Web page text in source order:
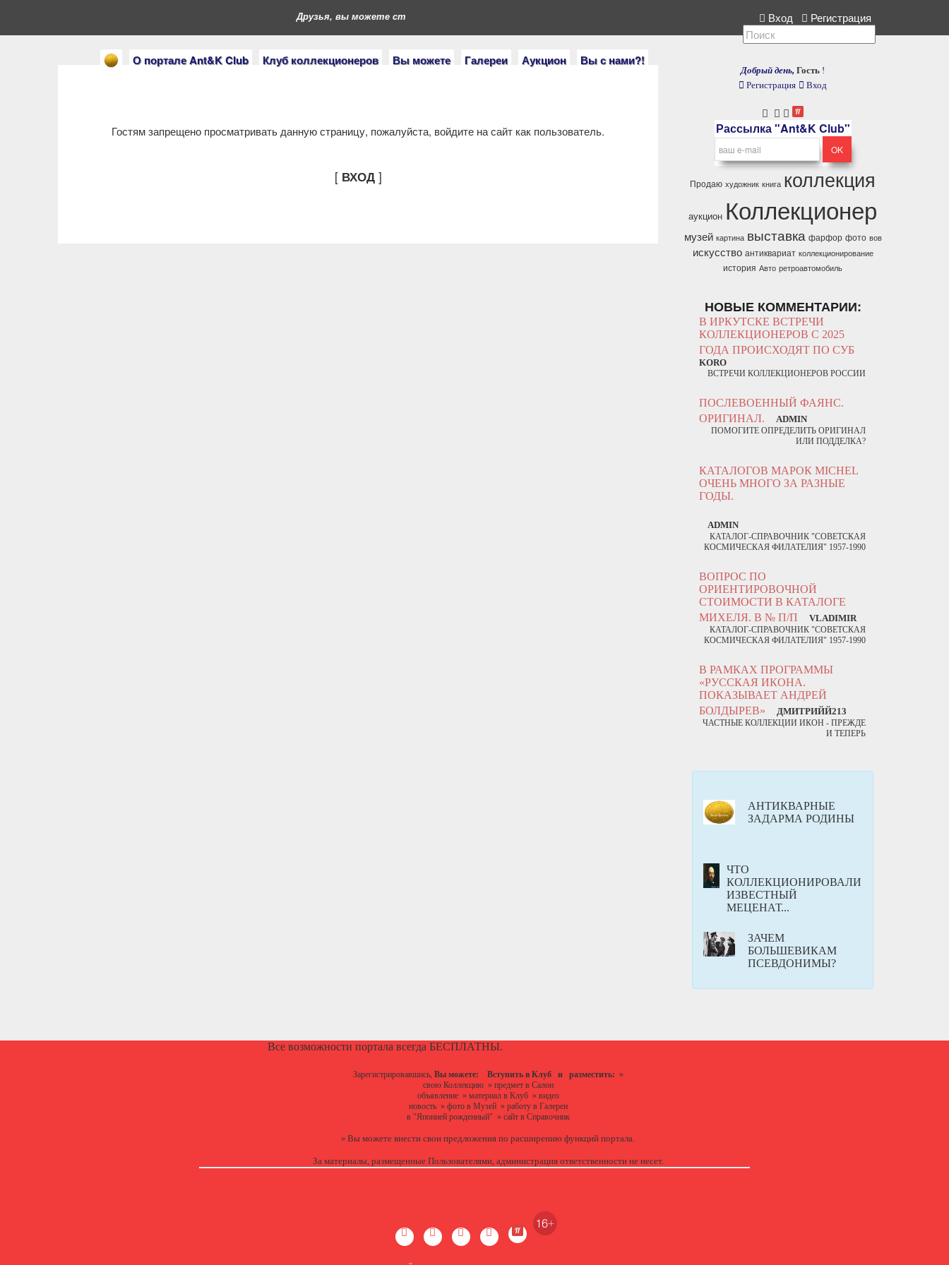
О портале Ant&K Club Клуб коллекционеров Вы можете Галереи Аукцион Вы с нами?!
Друзья, вы можете стать героями нашего портала. Если у вас есть коллекция, расскажите нам. Вход Регистрация
Гостям запрещено просматривать данную страницу, пожалуйста, войдите на сайт как пользователь.
[ ВХОД]
Добрый день, Гость !
Регистрация
Вход
Рассылка "Ant&K Club"
Продаю художник книга коллекция
аукцион Коллекционер
музей картина выставка фарфор фото вов
искусство антиквариат коллекционирование
история Авто ретроавтомобиль
НОВЫЕ КОММЕНТАРИИ:
В ИРКУТСКЕ ВСТРЕЧИ
КОЛЛЕКЦИОНЕРОВ С 2025
ГОДА ПРОИСХОДЯТ ПО СУБ
KORO
ВСТРЕЧИ КОЛЛЕКЦИОНЕРОВ РОССИИ
ПОСЛЕВОЕННЫЙ ФАЯНС.
ОРИГИНАЛ.
ADMIN
ПОМОГИТЕ ОПРЕДЕЛИТЬ ОРИГИНАЛ
ИЛИ ПОДДЕЛКА?
КАТАЛОГОВ МАРОК MICHEL
ОЧЕНЬ МНОГО ЗА РАЗНЫЕ
ГОДЫ.
ADMIN
КАТАЛОГ-СПРАВОЧНИК "СОВЕТСКАЯ
КОСМИЧЕСКАЯ ФИЛАТЕЛИЯ" 1957-1990
ВОПРОС ПО
ОРИЕНТИРОВОЧНОЙ
СТОИМОСТИ В КАТАЛОГЕ
МИХЕЛЯ. В № П/П
VLADIMIR
КАТАЛОГ-СПРАВОЧНИК "СОВЕТСКАЯ
КОСМИЧЕСКАЯ ФИЛАТЕЛИЯ" 1957-1990
В РАМКАХ ПРОГРАММЫ
«РУССКАЯ ИКОНА.
ПОКАЗЫВАЕТ АНДРЕЙ
БОЛДЫРЕВ»
ДМИТРИЙЙ213
ЧАСТНЫЕ КОЛЛЕКЦИИ ИКОН - ПРЕЖДЕ
И ТЕПЕРЬ
АНТИКВАРНЫЕ
ЗАДАРМА РОДИНЫ
ЧТО
КОЛЛЕКЦИОНИРОВАЛИ
ИЗВЕСТНЫЙ
МЕЦЕНАТ...
ЗАЧЕМ
БОЛЬШЕВИКАМ
ПСЕВДОНИМЫ?
Все возможности портала всегда БЕСПЛАТНЫ.
Зарегистрировавшись, Вы можете: Вступить в Клуб и разместить: »
свою Коллекцию» предмет в Салон
объявление» материал в Клуб» видео
новость» фото в Музей» работу в Галереи
в "Японией рожденный" » сайт в Справочник
» Вы можете внести свои предложения по расширению функций портала.
За материалы, размещенные Пользователями, администрация ответственности не несет.